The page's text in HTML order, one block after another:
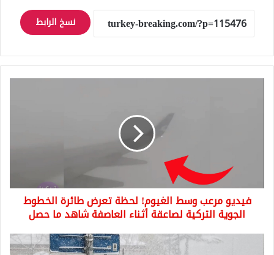
نسخ الرابط
الجوية
التركية
لصاعقة
العاصفة
فيديو مرعب وسط الغيوم! لحظة تعرض طائرة الخطوط
الجوية التركية لصاعقة أثناء العاصفة شاهد ما حصل